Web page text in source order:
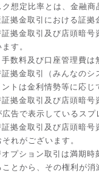
ク想定比率とは、金融
拠金取引における証拠
拠金取引及び店頭暗号
す。
数料及び口座管理費は
拠金取引（みんなのシ
トは金利情勢等に応じ
拠金取引及び店頭暗号
広告で表示しているス
拠金取引及び店頭暗号
れがございます。
プション取引は満期時
とから、その権利が